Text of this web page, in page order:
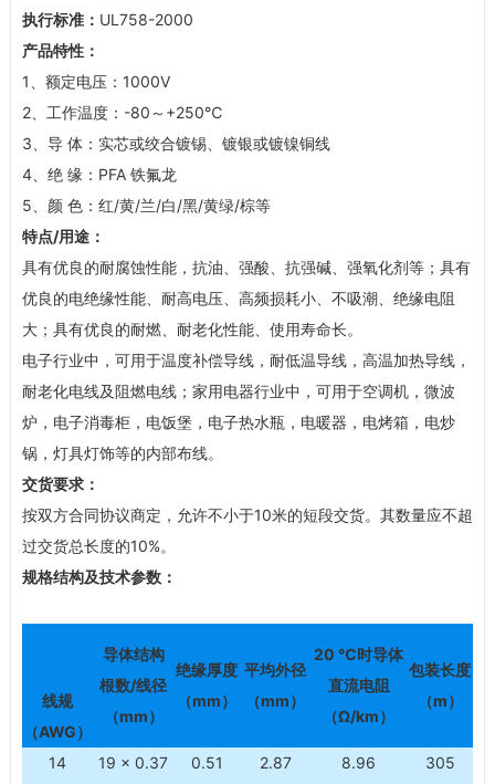
执行标准： UL758-2000
产品特性：
1、额定电压：1000V
2、工作温度：-80～+250℃
3、导 体：实芯或绞合镀锡、镀银或镀镍铜线
4、绝 缘：PFA 铁氟龙
5、颜 色：红/黄/兰/白/黑/黄绿/棕等
特点/用途：
具有优良的耐腐蚀性能，抗油、强酸、抗强碱、强氧化剂等；具有
优良的电绝缘性能、耐高电压、高频损耗小、不吸潮、绝缘电阻
大；具有优良的耐燃、耐老化性能、使用寿命长。
电子行业中，可用于温度补偿导线，耐低温导线，高温加热导线，
耐老化电线及阻燃电线；家用电器行业中，可用于空调机，微波
炉，电子消毒柜，电饭堡，电子热水瓶，电暖器，电烤箱，电炒
锅，灯具灯饰等的内部布线。
交货要求：
按双方合同协议商定，允许不小于10米的短段交货。其数量应不超
过交货总长度的10%。
规格结构及技术参数：
线规
（AWG）
导体结构
根数/线径
（mm）
绝缘厚度
（mm）
平均外径
（mm）
20 ℃时导体
直流电阻
（Ω/km）
包装长度
（m）
14 19 × 0.37 0.51 2.87 8.96 305